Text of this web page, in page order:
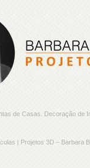
de Casas. Decoração de
| Projetos 3D – Barbara